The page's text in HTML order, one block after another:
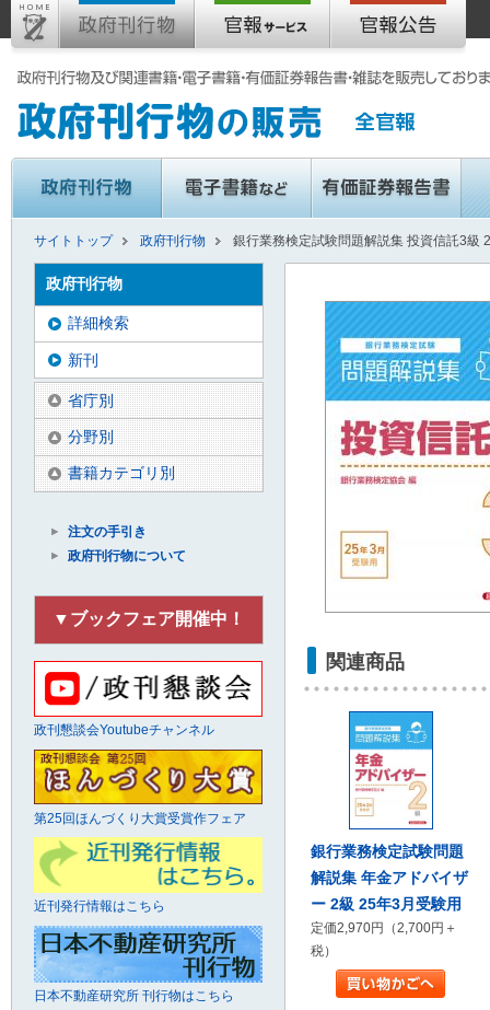
サイトトップ 政府刊行物 銀行業務検定試験問題解説集 投資信託3級
関連商品
銀行業務検定試験問題
解説集 年金アドバイザ
ー 2級 25年3月受験用
定価2,970円（2,700円＋
税）
政府刊行物
詳細検索
新刊
省庁別
分野別
書籍カテゴリ別
注文の手引き
政府刊行物について
▼ブックフェア開催中！
政刊懇談会Youtubeチャンネル
第25回ほんづくり大賞受賞作フェア
近刊発行情報はこちら
日本不動産研究所 刊行物はこちら